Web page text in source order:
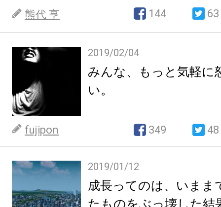
熊代 亨 144 63
2019/02/04
みんな、もっと気軽に
い。
fujipon 349 48
2019/01/12
成長ってのは、いまま
たものをぶっ壊した結